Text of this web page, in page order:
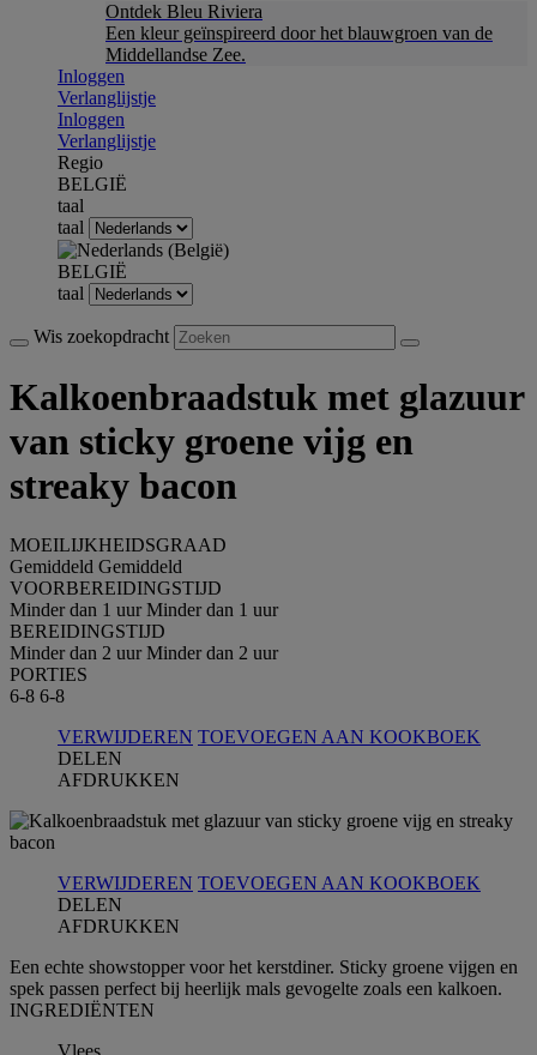
Ontdek Bleu Riviera
Een kleur geïnspireerd door het blauwgroen van de
Middellandse Zee.
Inloggen
Verlanglijstje
Inloggen
Verlanglijstje
Regio
BELGIË
taal
taal
BELGIË
taal
Wis zoekopdracht
Kalkoenbraadstuk met glazuur
van sticky groene vijg en
streaky bacon
MOEILIJKHEIDSGRAAD
Gemiddeld Gemiddeld
VOORBEREIDINGSTIJD
Minder dan 1 uur Minder dan 1 uur
BEREIDINGSTIJD
Minder dan 2 uur Minder dan 2 uur
PORTIES
6-8 6-8
VERWIJDEREN TOEVOEGEN AAN KOOKBOEK
DELEN
AFDRUKKEN
VERWIJDEREN TOEVOEGEN AAN KOOKBOEK
DELEN
AFDRUKKEN
Een echte showstopper voor het kerstdiner. Sticky groene vijgen en
spek passen perfect bij heerlijk mals gevogelte zoals een kalkoen.
INGREDIЁNTEN
Vlees